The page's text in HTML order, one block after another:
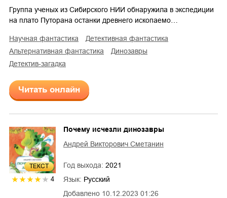
Группа ученых из Сибирского НИИ обнаружила в экспедиции
на плато Путорана останки древнего ископаемо…
научная фантастика
детективная фантастика
альтернативная фантастика
динозавры
детектив-загадка
Читать онлайн
ТЕКСТ
4
Добавлено 10.12.2023 01:26
Почему исчезли динозавры
Андрей Викторович Сметанин
Год выхода: 2021
Язык: Русский